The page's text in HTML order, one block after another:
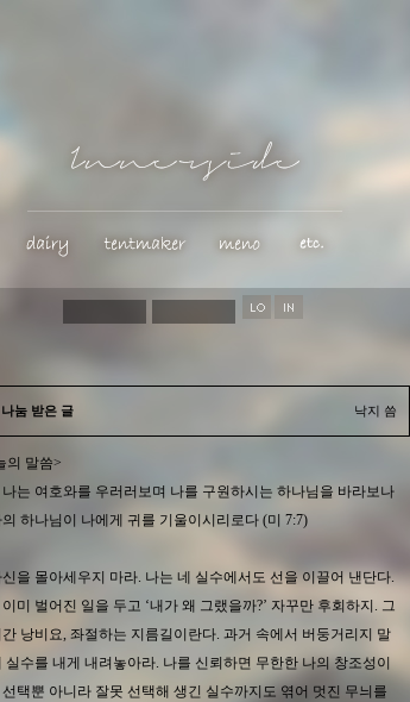
눔 받은 글 낙지 씀
의 말씀>
나는 여호와를 우러러보며 나를 구원하시는 하나님을 바라보나
의 하나님이 나에게 귀를 기울이시리로다 (미 7:7)
을 몰아세우지 마라. 나는 네 실수에서도 선을 이끌어 낸단다.
미 벌어진 일을 두고 ‘내가 왜 그랬을까?’ 자꾸만 후회하지. 그
간 낭비요, 좌절하는 지름길이란다. 과거 속에서 버둥거리지 말
실수를 내게 내려놓아라. 나를 신뢰하면 무한한 나의 창조성이
택뿐 아니라 잘못 선택해 생긴 실수까지도 엮어 멋진 무늬를